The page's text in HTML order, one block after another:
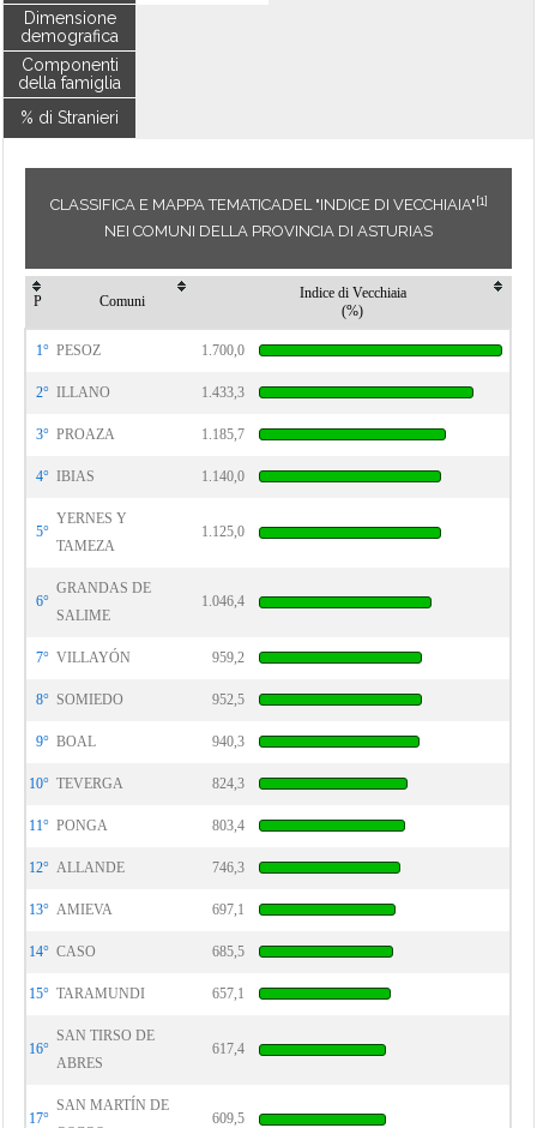
Dimensione
demografica
Componenti
della famiglia
% di Stranieri
CLASSIFICA E MAPPA TEMATICADEL "INDICE DI VECCHIAIA"[1]
NEI COMUNI DELLA PROVINCIA DI ASTURIAS
P Comuni
Indice di Vecchiaia
(%)
1° PESOZ 1.700,0
2° ILLANO 1.433,3
3° PROAZA 1.185,7
4° IBIAS 1.140,0
5°
YERNES Y
TAMEZA
1.125,0
6°
GRANDAS DE
SALIME
1.046,4
7° VILLAYÓN 959,2
8° SOMIEDO 952,5
9° BOAL 940,3
10° TEVERGA 824,3
11° PONGA 803,4
12° ALLANDE 746,3
13° AMIEVA 697,1
14° CASO 685,5
15° TARAMUNDI 657,1
16°
SAN TIRSO DE
ABRES
617,4
17°
SAN MARTÍN DE
609,5